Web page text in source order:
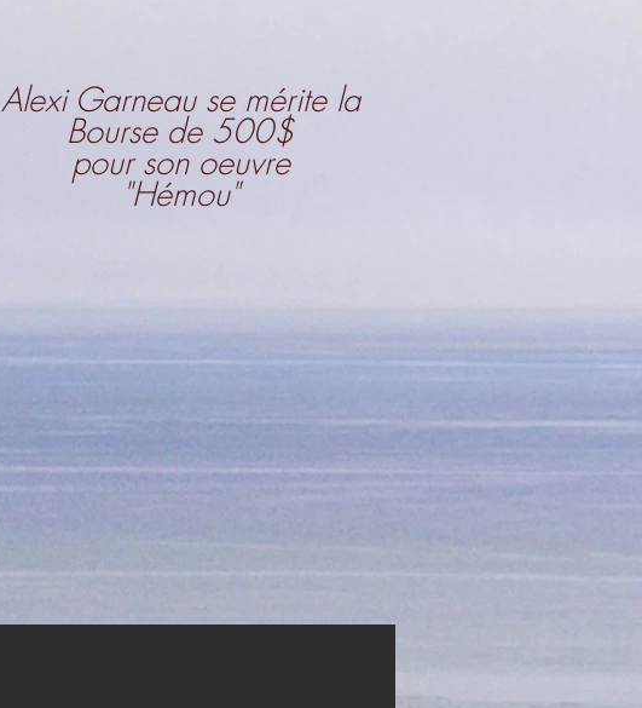
Alexi Garneau se mérite la
Bourse de 500$
pour son oeuvre
"Hémou"